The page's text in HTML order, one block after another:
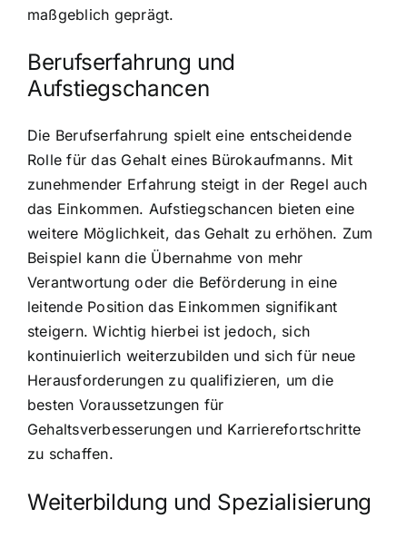
maßgeblich geprägt.
Berufserfahrung und
Aufstiegschancen
Die Berufserfahrung spielt eine entscheidende
Rolle für das Gehalt eines Bürokaufmanns. Mit
zunehmender Erfahrung steigt in der Regel auch
das Einkommen. Aufstiegschancen bieten eine
weitere Möglichkeit, das Gehalt zu erhöhen. Zum
Beispiel kann die Übernahme von mehr
Verantwortung oder die Beförderung in eine
leitende Position das Einkommen signifikant
steigern. Wichtig hierbei ist jedoch, sich
kontinuierlich weiterzubilden und sich für neue
Herausforderungen zu qualifizieren, um die
besten Voraussetzungen für
Gehaltsverbesserungen und Karrierefortschritte
zu schaffen.
Weiterbildung und Spezialisierung